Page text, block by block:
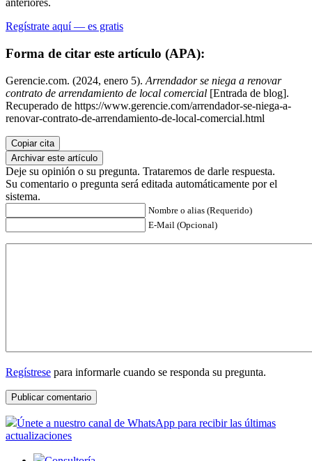
anteriores.
Regístrate aquí — es gratis
Forma de citar este artículo (APA):
Gerencie.com. (2024, enero 5). Arrendador se niega a renovar
contrato de arrendamiento de local comercial [Entrada de blog].
Recuperado de https://www.gerencie.com/arrendador-se-niega-a-
renovar-contrato-de-arrendamiento-de-local-comercial.html
Copiar cita
Archivar este artículo
Deje su opinión o su pregunta. Trataremos de darle respuesta.
Su comentario o pregunta será editada automáticamente por el
sistema.
Nombre o alias (Requerido)
E-Mail (Opcional)
Regístrese para informarle cuando se responda su pregunta.
Únete a nuestro canal de WhatsApp para recibir las últimas
actualizaciones